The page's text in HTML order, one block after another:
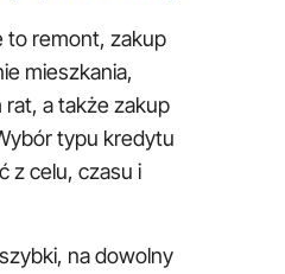
to remont, zakup
mieszkania,
rat, a także zakup
typu kredytu
z celu, czasu i
na dowolny